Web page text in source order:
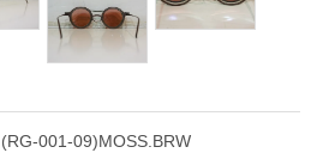
(RG-001-09)MOSS.BRW